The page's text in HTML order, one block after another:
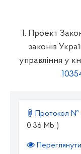
1. Проект
законів
управління у
Протокол №
0.36 Mb )
Переглянути